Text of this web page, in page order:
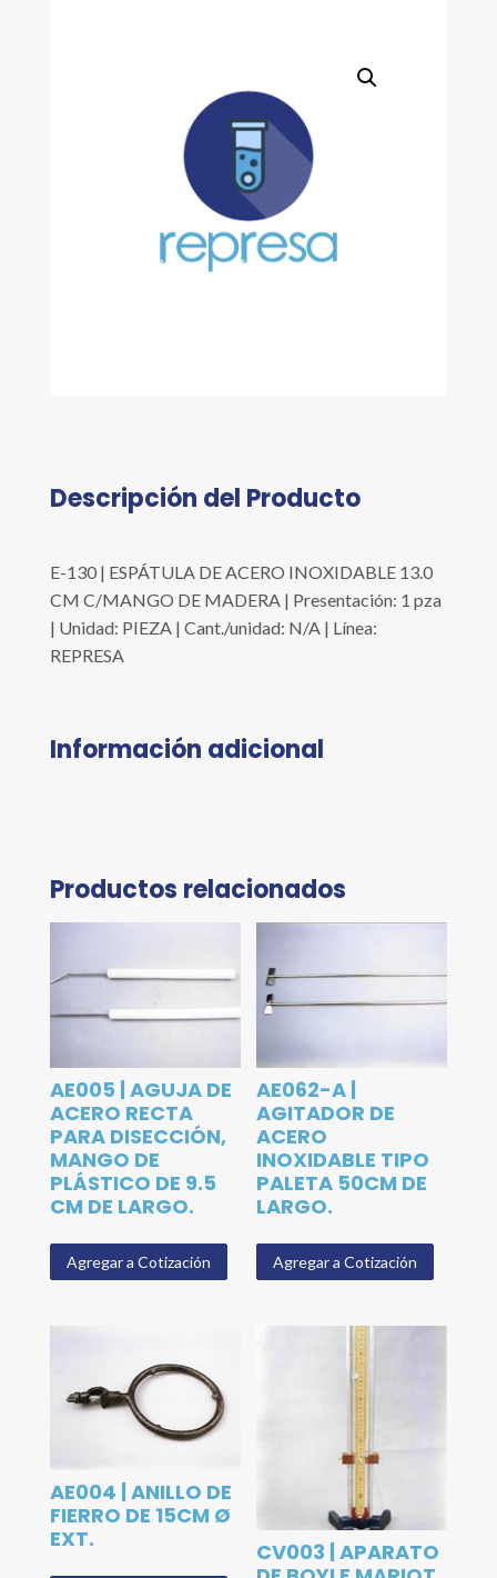
Descripción del Producto
E-130 | ESPÁTULA DE ACERO INOXIDABLE 13.0
CM C/MANGO DE MADERA | Presentación: 1 pza
| Unidad: PIEZA | Cant./unidad: N/A | Línea:
REPRESA
Información adicional
Productos relacionados
AE005 | AGUJA DE
ACERO RECTA
PARA DISECCIÓN,
MANGO DE
PLÁSTICO DE 9.5
CM DE LARGO.
Agregar a Cotización
AE062-A |
AGITADOR DE
ACERO
INOXIDABLE TIPO
PALETA 50CM DE
LARGO.
Agregar a Cotización
AE004 | ANILLO DE
FIERRO DE 15CM Ø
EXT.
CV003 | APARATO